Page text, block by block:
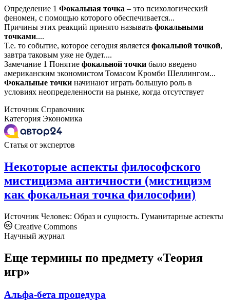
Определение 1 Фокальная точка – это психологический
феномен, с помощью которого обеспечивается...
Причины этих реакций принято называть фокальными
точками....
Т.е. то событие, которое сегодня является фокальной точкой,
завтра таковым уже не будет....
Замечание 1 Понятие фокальной точки было введено
американским экономистом Томасом Кромби Шеллингом...
Фокальные точки начинают играть большую роль в
условиях неопределенности на рынке, когда отсутствует
Источник Справочник
Категория Экономика
Статья от экспертов
Некоторые аспекты философского
мистицизма античности (мистицизм
как фокальная точка философии)
Источник Человек: Образ и сущность. Гуманитарные аспекты
Creative Commons
Научный журнал
Еще термины по предмету «Теория
игр»
Альфа-бета процедура